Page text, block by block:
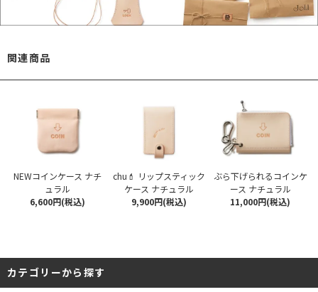
関連商品
NEWコインケース ナチ
ュラル
6,600円(税込)
chu💄 リップスティック
ケース ナチュラル
9,900円(税込)
ぶら下げられるコインケ
ース ナチュラル
11,000円(税込)
カテゴリーから探す